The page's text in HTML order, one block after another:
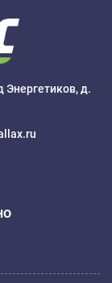
Энергетиков, д.